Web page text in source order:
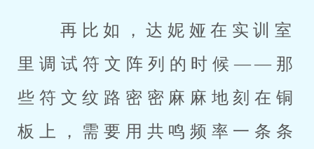
里调试符文阵列的时候——那
些符文纹路密密麻麻地刻在铜
板上，需要用共鸣频率一条条